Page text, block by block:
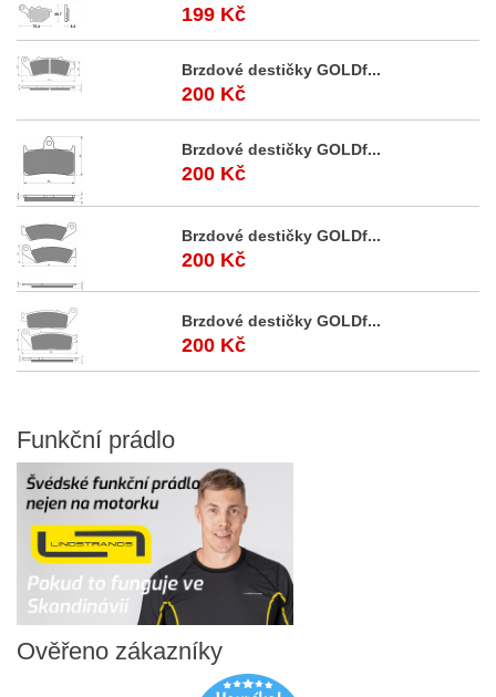
199 Kč
Brzdové destičky GOLDf...
200 Kč
Brzdové destičky GOLDf...
200 Kč
Brzdové destičky GOLDf...
200 Kč
Brzdové destičky GOLDf...
200 Kč
Funkční prádlo
Ověřeno zákazníky